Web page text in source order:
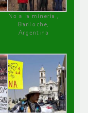
No a la minería ,
Bariloche,
Argentina